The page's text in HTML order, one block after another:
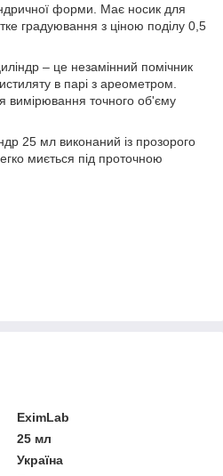
форми. Має носик для
градуювання з ціною поділу 0,5
– це незамінний помічник
в парі з ареометром.
вимірювання точного об'єму
25 мл виконаний із прозорого
миється під проточною
EximLab
25 мл
Україна